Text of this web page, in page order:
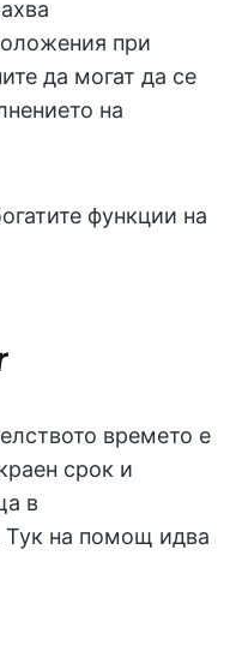
при
да могат да се
на
функции на
времето е
срок и
в
Тук на помощ идва